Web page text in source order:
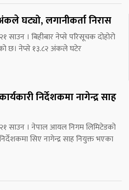
घट्यो, लगानीकर्ता निरास
साउन । बिहीबार नेप्से परिसूचक दोहोरो
छ। नेप्से १३.८२ अंकले घटेर
निर्देशकमा नागेन्द्र साह
साउन । नेपाल आयल निगम लिमिटेडको
सिए नागेन्द्र साह नियुक्त भएका